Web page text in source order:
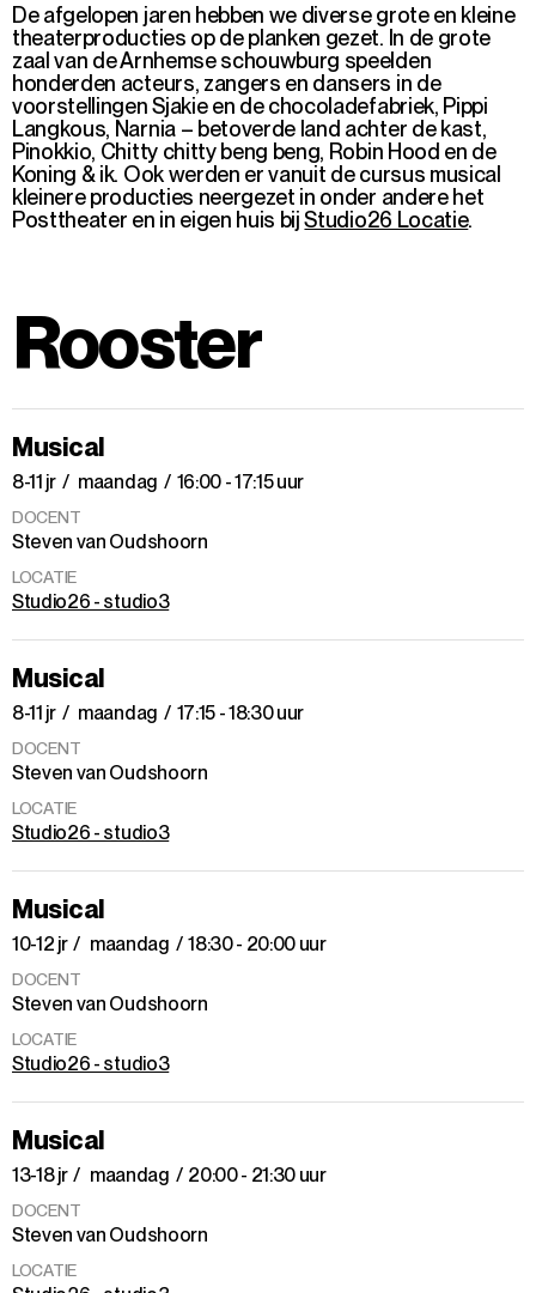
De afgelopen jaren hebben we diverse grote en kleine
theaterproducties op de planken gezet. In de grote
zaal van de Arnhemse schouwburg speelden
honderden acteurs, zangers en dansers in de
voorstellingen Sjakie en de chocoladefabriek, Pippi
Langkous, Narnia – betoverde land achter de kast,
Pinokkio, Chitty chitty beng beng, Robin Hood en de
Koning & ik. Ook werden er vanuit de cursus musical
kleinere producties neergezet in onder andere het
Posttheater en in eigen huis bijStudio26 Locatie.
Rooster
Musical
8-11 jr maandag 16:00 - 17:15 uur
DOCENT
Steven van Oudshoorn
LOCATIE
Studio26 - studio3
Musical
8-11 jr maandag 17:15 - 18:30 uur
DOCENT
Steven van Oudshoorn
LOCATIE
Studio26 - studio3
Musical
10-12 jr maandag 18:30 - 20:00 uur
DOCENT
Steven van Oudshoorn
LOCATIE
Studio26 - studio3
Musical
13-18 jr maandag 20:00 - 21:30 uur
DOCENT
Steven van Oudshoorn
LOCATIE